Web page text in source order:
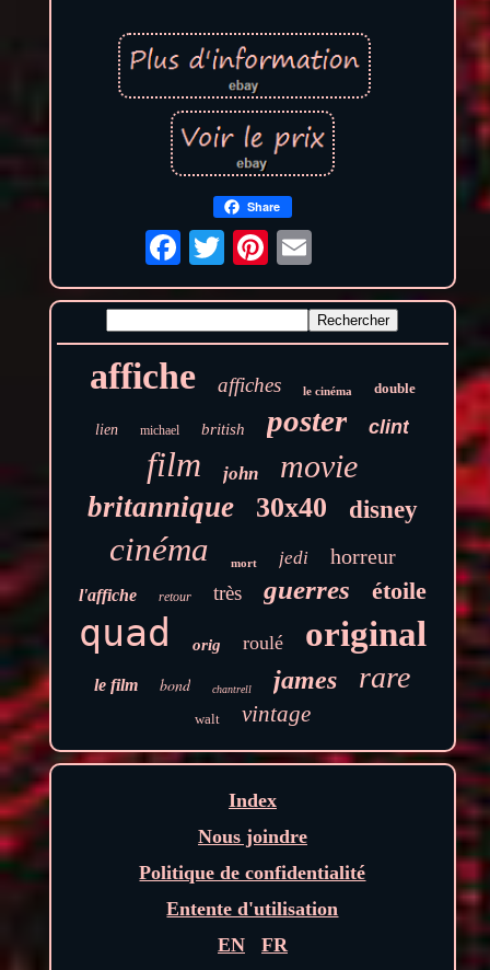
Share
affiche affiches le cinéma double
lien michael british poster clint
film john movie
britannique 30x40 disney
cinéma mort jedi horreur
l'affiche retour très guerres étoile
quad orig roulé original
le film bond chantrell james rare
walt vintage
Index
Nous joindre
Politique de confidentialité
Entente d'utilisation
EN
FR